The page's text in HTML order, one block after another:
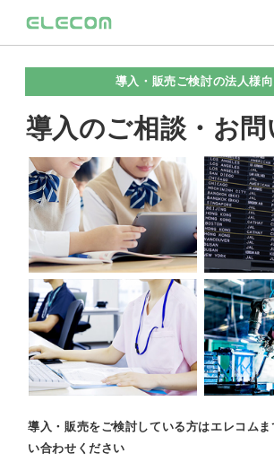
導入・販売ご検討の法人様
導入のご相談・お
導入・販売をご検討している方はエレコム
い合わせください